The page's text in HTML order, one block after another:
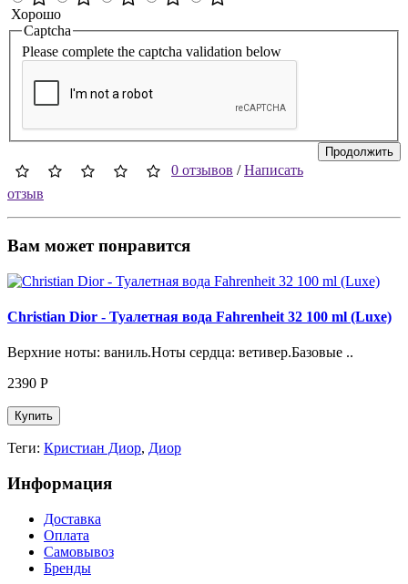
Хорошо
Captcha
Please complete the captcha validation below
Продолжить
0 отзывов /Написать
отзыв
Вам может понравится
Christian Dior - Туалетная вода Fahrenheit 32 100 ml (Luxe)
Верхние ноты: ваниль.Ноты сердца: ветивер.Базовые ..
2390 Р
Купить
Теги: Кристиан Диор, Диор
Информация
Доставка
Оплата
Самовывоз
Бренды